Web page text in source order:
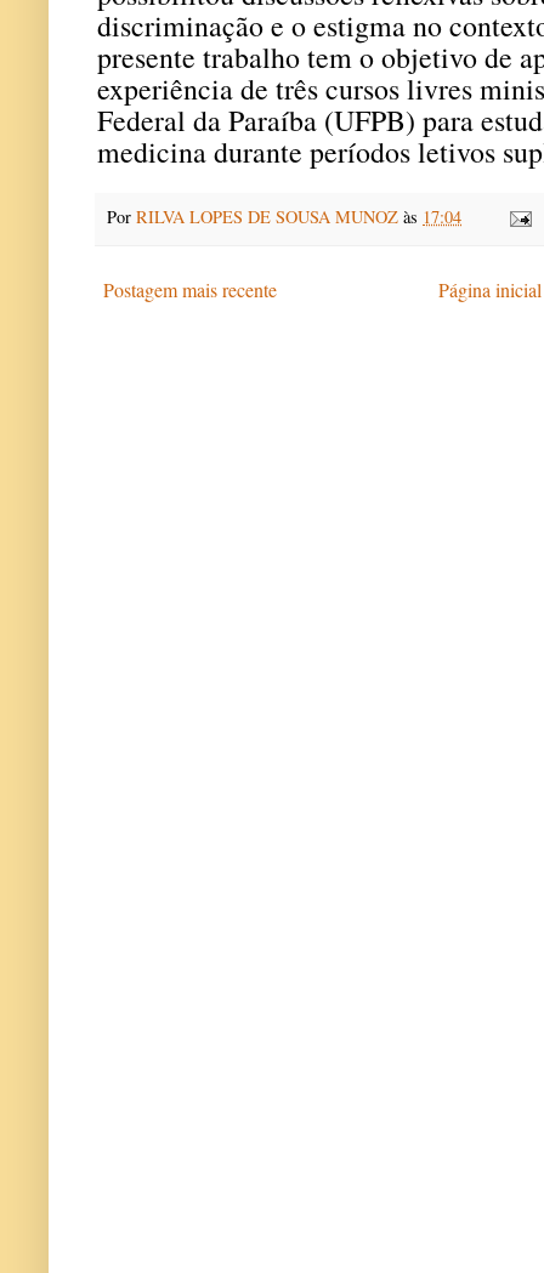
discriminação e o estigma no
presente trabalho tem o objetivo de
experiência de três cursos livres
Federal da Paraíba (UFPB) para
medicina durante períodos letivos
Por RILVA LOPES DE SOUSA MUNOZ às 17:04
Postagem mais recente Página inicial